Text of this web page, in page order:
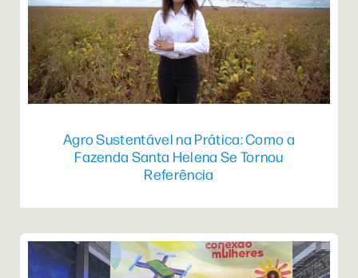
Agro Sustentável na Prática: Como a
Fazenda Santa Helena Se Tornou
Referência